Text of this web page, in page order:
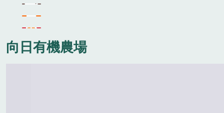
向日有機農場